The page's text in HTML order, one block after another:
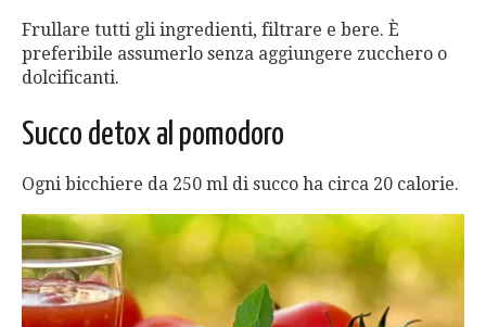
Frullare tutti gli ingredienti, filtrare e bere. È
preferibile assumerlo senza aggiungere zucchero o
dolcificanti.
Succo detox al pomodoro
Ogni bicchiere da 250 ml di succo ha circa 20 calorie.